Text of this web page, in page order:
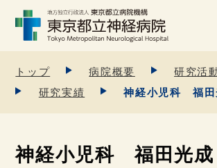
トップ 病院概要
研究活
研究実績
神経小児科 福
神経小児科 福田光